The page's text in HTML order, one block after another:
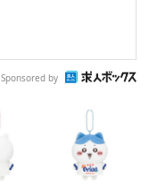
Sponsored by